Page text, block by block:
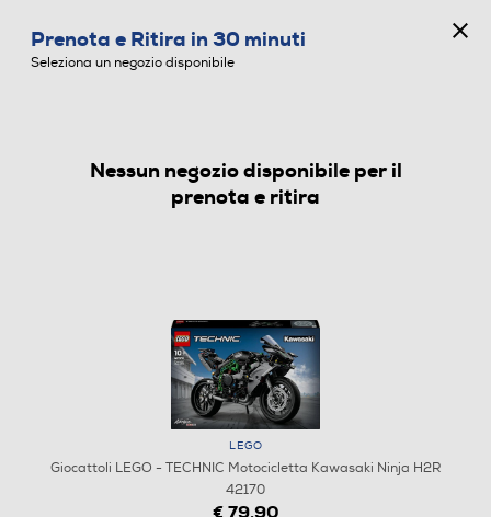
GIOCATTOLI
Prenota e Ritira in 30 minuti
Seleziona un negozio disponibile
Nessun negozio disponibile per il
prenota e ritira
LEGO
Giocattoli LEGO - TECHNIC Motocicletta Kawasaki Ninja H2R
42170
€ 79,90